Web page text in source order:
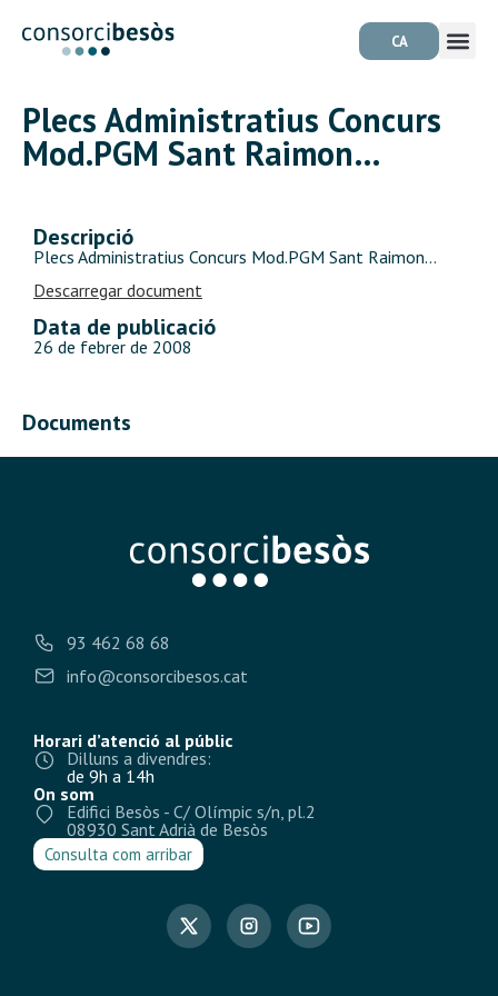
CA
Plecs Administratius Concurs
Mod.PGM Sant Raimon…
Descripció
Plecs Administratius Concurs Mod.PGM Sant Raimon…
Descarregar document
Data de publicació
26 de febrer de 2008
Documents
93 462 68 68
info@consorcibesos.cat
Horari d’atenció al públic
Dilluns a divendres:
de 9h a 14h
On som
Edifici Besòs - C/ Olímpic s/n, pl.2
08930 Sant Adrià de Besòs
Consulta com arribar